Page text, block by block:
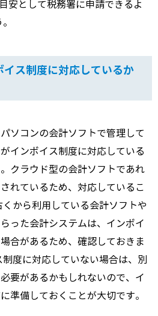
安として税務署に申請できるよ
ス制度に対応しているか
ソコンの会計ソフトで管理して
インボイス制度に対応している
クラウド型の会計ソフトであれ
れているため、対応しているこ
から利用している会計ソフトや
った会計システムは、インボイ
合があるため、確認しておきま
度に対応していない場合は、別
要があるかもしれないので、イ
準備しておくことが大切です。